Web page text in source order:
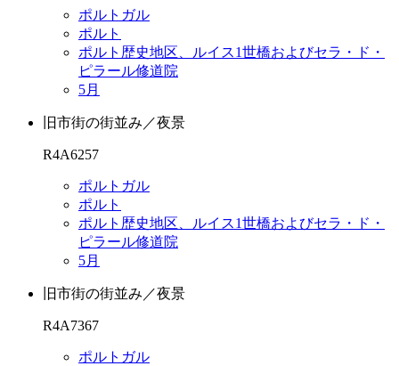
ポルトガル
ポルト
ポルト歴史地区、ルイス1世橋およびセラ・ド・
ピラール修道院
5月
旧市街の街並み／夜景
R4A6257
ポルトガル
ポルト
ポルト歴史地区、ルイス1世橋およびセラ・ド・
ピラール修道院
5月
旧市街の街並み／夜景
R4A7367
ポルトガル